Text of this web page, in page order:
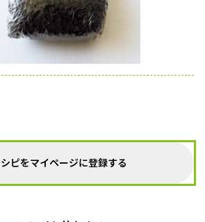
ピをマイページに登録する